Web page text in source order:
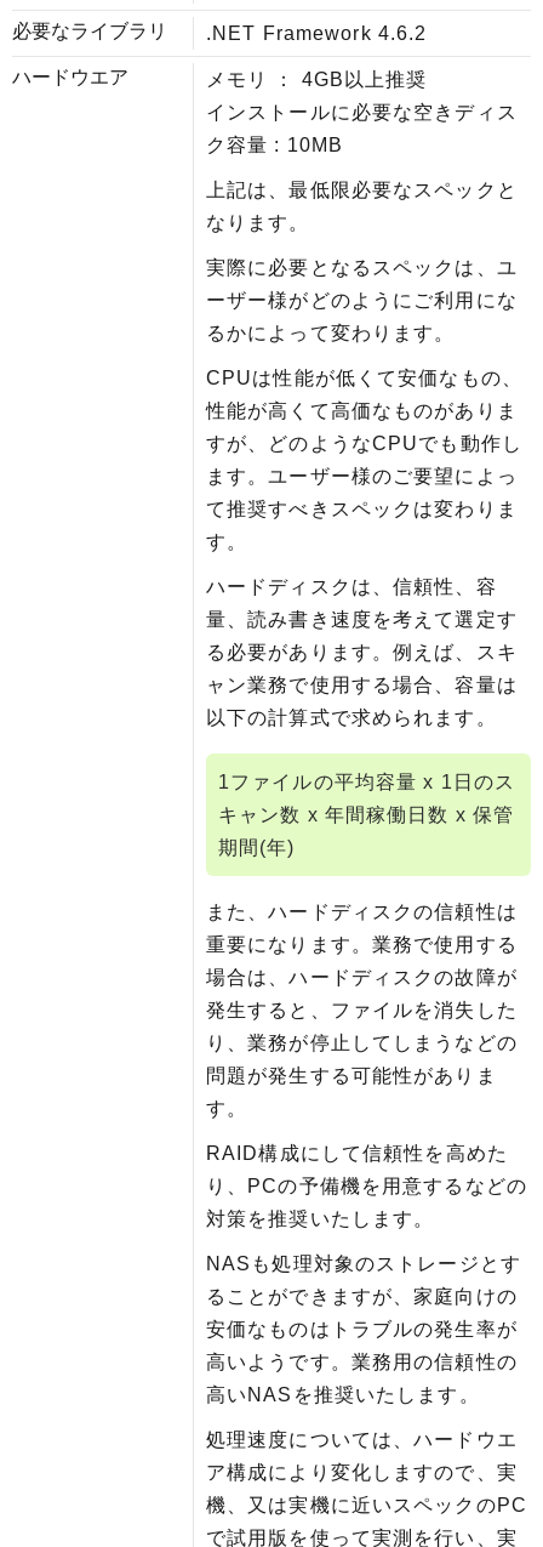
必要なライブラリ .NET Framework 4.6.2
ハードウエア
メモリ ： 4GB以上推奨
インストールに必要な空きディス
ク容量 : 10MB
上記は、最低限必要なスペックと
なります。
実際に必要となるスペックは、ユ
ーザー様がどのようにご利用にな
るかによって変わります。
CPUは性能が低くて安価なもの、
性能が高くて高価なものがありま
すが、どのようなCPUでも動作し
ます。ユーザー様のご要望によっ
て推奨すべきスペックは変わりま
す。
ハードディスクは、信頼性、容
量、読み書き速度を考えて選定す
る必要があります。例えば、スキ
ャン業務で使用する場合、容量は
以下の計算式で求められます。
1ファイルの平均容量 x 1日のス
キャン数 x 年間稼働日数 x 保管
期間(年)
また、ハードディスクの信頼性は
重要になります。業務で使用する
場合は、ハードディスクの故障が
発生すると、ファイルを消失した
り、業務が停止してしまうなどの
問題が発生する可能性がありま
す。
RAID構成にして信頼性を高めた
り、PCの予備機を用意するなどの
対策を推奨いたします。
NASも処理対象のストレージとす
ることができますが、家庭向けの
安価なものはトラブルの発生率が
高いようです。業務用の信頼性の
高いNASを推奨いたします。
処理速度については、ハードウエ
ア構成により変化しますので、実
機、又は実機に近いスペックのPC
で試用版を使って実測を行い、実